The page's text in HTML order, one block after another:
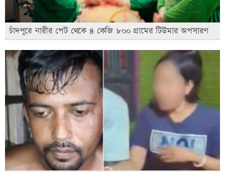
চাঁদপুরে নারীর পেট থেকে ৪ কেজি ৮০০ গ্রামের টিউমার অপসারণ